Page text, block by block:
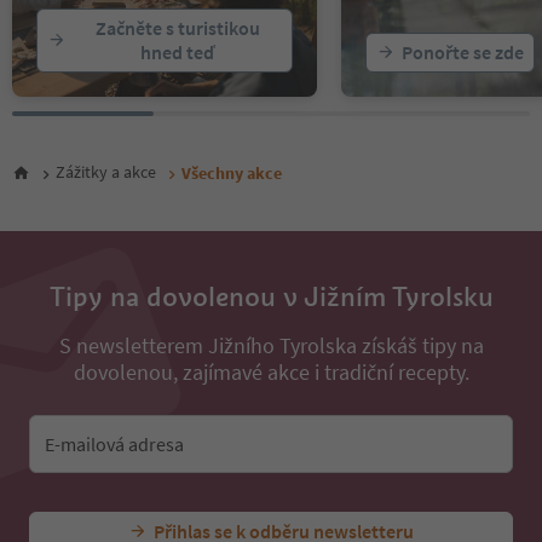
22
23
24
25
26
29
31
39
41
43
Začněte s turistikou
hned teď
Ponořte se zde
Zážitky a akce Všechny akce
Tipy na dovolenou v Jižním Tyrolsku
S newsletterem Jižního Tyrolska získáš tipy na
dovolenou, zajímavé akce i tradiční recepty.
E-mailová adresa
Přihlas se k odběru newsletteru